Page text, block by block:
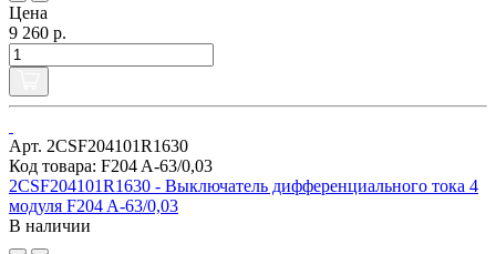
Цена
9 260 р.
Арт. 2CSF204101R1630
Код товара: F204 A-63/0,03
2CSF204101R1630 - Выключатель дифференциального тока 4
модуля F204 A-63/0,03
В наличии